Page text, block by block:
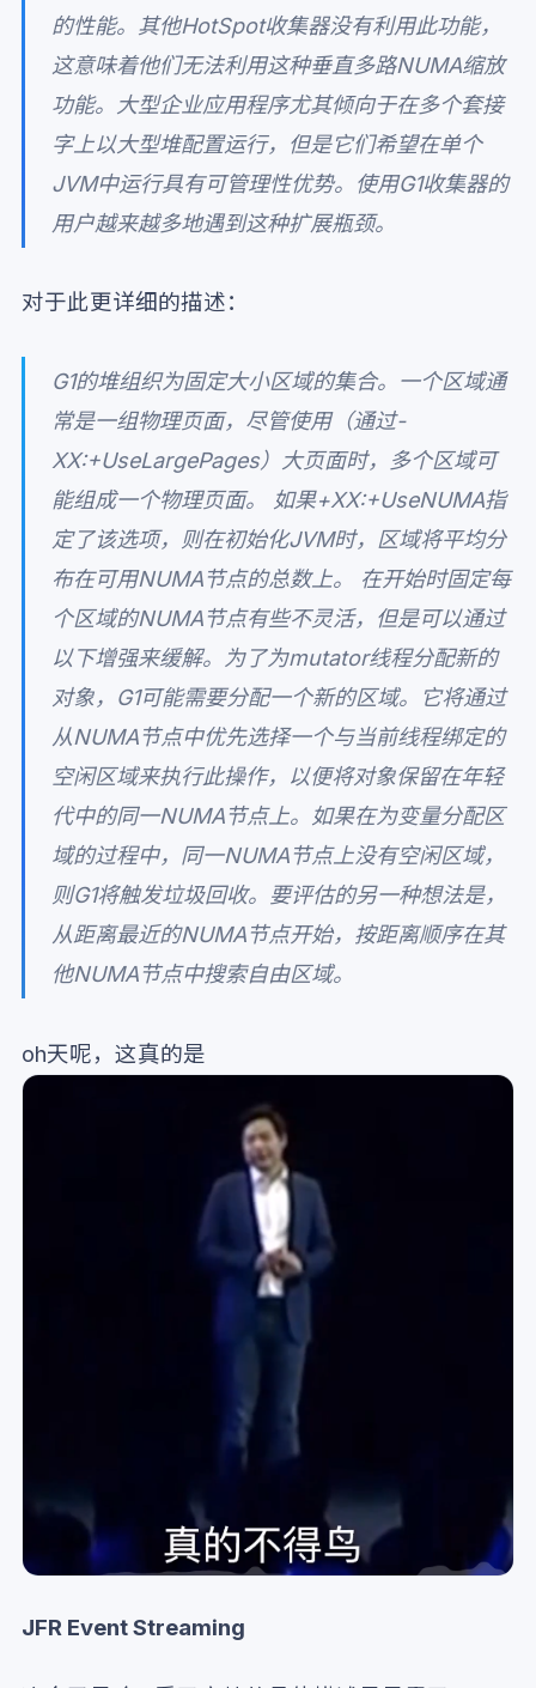
的性能。其他HotSpot收集器没有利用此功能，
这意味着他们无法利用这种垂直多路NUMA缩放
功能。大型企业应用程序尤其倾向于在多个套接
字上以大型堆配置运行，但是它们希望在单个
JVM中运行具有可管理性优势。使用G1收集器的
用户越来越多地遇到这种扩展瓶颈。
对于此更详细的描述：
G1的堆组织为固定大小区域的集合。一个区域通
常是一组物理页面，尽管使用（通过-
XX:+UseLargePages）大页面时，多个区域可
能组成一个物理页面。 如果+XX:+UseNUMA指
定了该选项，则在初始化JVM时，区域将平均分
布在可用NUMA节点的总数上。 在开始时固定每
个区域的NUMA节点有些不灵活，但是可以通过
以下增强来缓解。为了为mutator线程分配新的
对象，G1可能需要分配一个新的区域。它将通过
从NUMA节点中优先选择一个与当前线程绑定的
空闲区域来执行此操作，以便将对象保留在年轻
代中的同一NUMA节点上。如果在为变量分配区
域的过程中，同一NUMA节点上没有空闲区域，
则G1将触发垃圾回收。要评估的另一种想法是，
从距离最近的NUMA节点开始，按距离顺序在其
他NUMA节点中搜索自由区域。
oh天呢，这真的是
JFR Event Streaming